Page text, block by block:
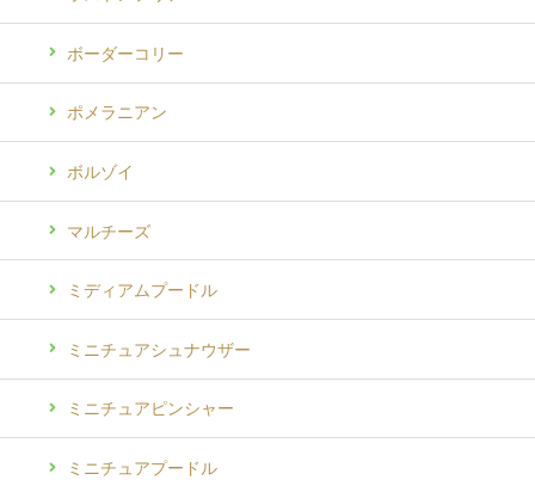
ボーダーコリー
ポメラニアン
ボルゾイ
マルチーズ
ミディアムプードル
ミニチュアシュナウザー
ミニチュアピンシャー
ミニチュアプードル